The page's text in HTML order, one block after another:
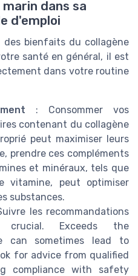
dans sa
d'emploi
bienfaits du collagène
santé en général, il est
dans votre routine
: Consommer vos
contenant du collagène
peut maximiser leurs
prendre ces compléments
et minéraux, tels que
vitamine, peut optimiser
substances.
les recommandations
Exceeds the
can sometimes lead to
for advice from qualified
compliance with safety